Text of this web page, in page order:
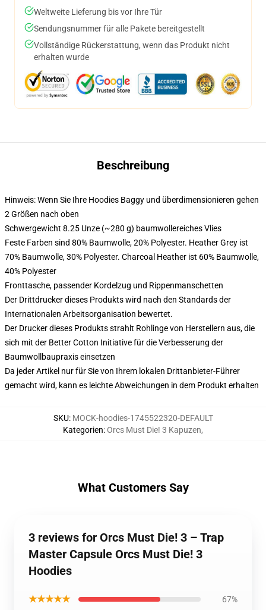
Weltweite Lieferung bis vor Ihre Tür
Sendungsnummer für alle Pakete bereitgestellt
Vollständige Rückerstattung, wenn das Produkt nicht
erhalten wurde
Beschreibung
Hinweis: Wenn Sie Ihre Hoodies Baggy und überdimensionieren gehen
2 Größen nach oben
Schwergewicht 8.25 Unze (~280 g) baumwollereiches Vlies
Feste Farben sind 80% Baumwolle, 20% Polyester. Heather Grey ist
70% Baumwolle, 30% Polyester. Charcoal Heather ist 60% Baumwolle,
40% Polyester
Fronttasche, passender Kordelzug und Rippenmanschetten
Der Drittdrucker dieses Produkts wird nach den Standards der
Internationalen Arbeitsorganisation bewertet.
Der Drucker dieses Produkts strahlt Rohlinge von Herstellern aus, die
sich mit der Better Cotton Initiative für die Verbesserung der
Baumwollbaupraxis einsetzen
Da jeder Artikel nur für Sie von Ihrem lokalen Drittanbieter-Führer
gemacht wird, kann es leichte Abweichungen in dem Produkt erhalten
SKU: MOCK-hoodies-1745522320-DEFAULT
Kategorien:Orcs Must Die! 3 Kapuzen,
What Customers Say
3 reviews for Orcs Must Die! 3 – Trap
Master Capsule Orcs Must Die! 3
Hoodies
★★★★★ 67%